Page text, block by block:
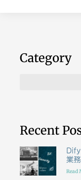
Category
Recent
業
Read